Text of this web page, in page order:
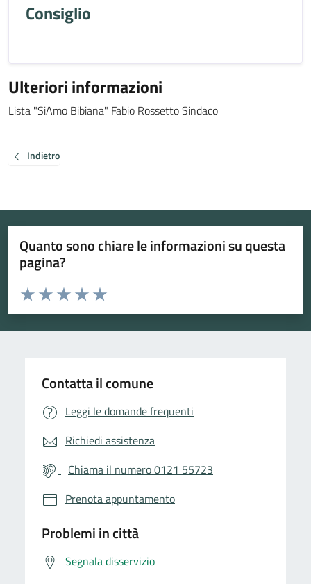
Consiglio
Ulteriori informazioni
Lista "SiAmo Bibiana" Fabio Rossetto Sindaco
Indietro
Quanto sono chiare le informazioni su questa
pagina?
Valuta da 1 a 5 stelle la pagina
Valuta 5 stelle su 5
Valuta 4 stelle su 5
Valuta 3 stelle su 5
Valuta 2 stelle su 5
Valuta 1 stelle su 5
Contatta il comune
Leggi le domande frequenti
Richiedi assistenza
Chiama il numero 0121 55723
Prenota appuntamento
Problemi in città
Segnala disservizio